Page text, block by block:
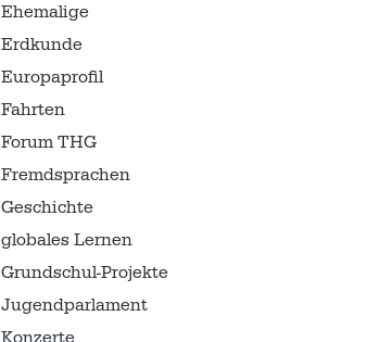
Ehemalige
Erdkunde
Europaprofil
Fahrten
Forum THG
Fremdsprachen
Geschichte
globales Lernen
Grundschul-Projekte
Jugendparlament
Konzerte